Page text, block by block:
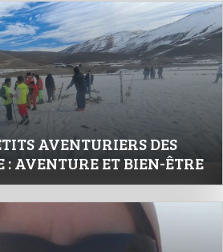
AVENTURIERS DES
AVENTURE ET BIEN-ÊTRE